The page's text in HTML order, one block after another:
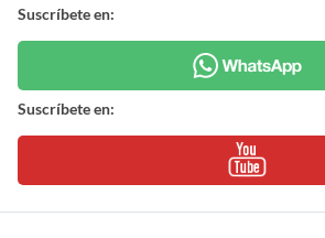
Suscríbete en:
Suscríbete en: